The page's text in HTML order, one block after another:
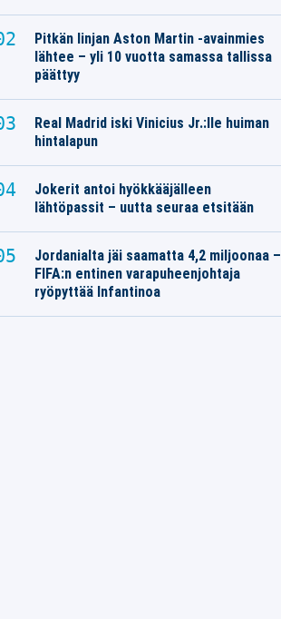
Pitkän linjan Aston Martin -avainmies
lähtee – yli 10 vuotta samassa tallissa
päättyy
Real Madrid iski Vinicius Jr.:lle huiman
hintalapun
Jokerit antoi hyökkääjälleen
lähtöpassit – uutta seuraa etsitään
Jordanialta jäi saamatta 4,2 miljoonaa –
FIFA:n entinen varapuheenjohtaja
ryöpyttää Infantinoa